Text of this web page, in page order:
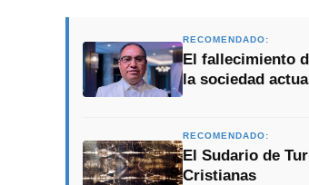
RECOMENDADO:
El fallecimiento
la sociedad
RECOMENDADO:
El Sudario de
Cristianas